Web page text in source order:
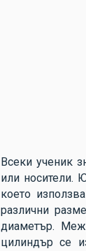
Всеки ученик
или носители.
което
различни
диаметър.
цилиндър се